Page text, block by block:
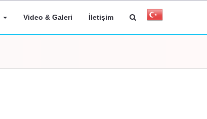
Video & Galeri İletişim